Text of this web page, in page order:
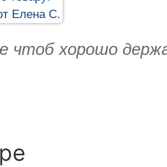
чтоб хорошо